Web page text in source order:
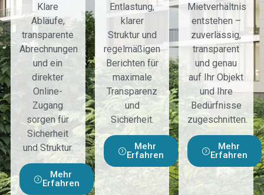
Klare
Abläufe,
transparente
Abrechnungen
und ein
direkter
Online-
Zugang
sorgen für
Sicherheit
und Struktur.
Mehr
Erfahren
Entlastung,
klarer
Struktur und
regelmäßigen
Berichten für
maximale
Transparenz
und
Sicherheit.
Mehr
Erfahren
Mietverhältnis
entstehen –
zuverlässig,
transparent
und genau
auf Ihr Objekt
und Ihre
Bedürfnisse
zugeschnitten.
Mehr
Erfahren